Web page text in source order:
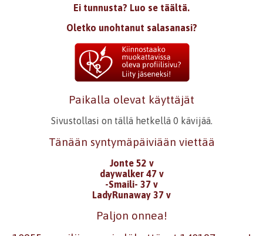
Ei tunnusta? Luo se täältä.
Oletko unohtanut salasanasi?
Paikalla olevat käyttäjät
Sivustollasi on tällä hetkellä 0 kävijää.
Tänään syntymäpäiviään viettää
Jonte 52 v
daywalker 47 v
-Smaili- 37 v
LadyRunaway 37 v
Paljon onnea!